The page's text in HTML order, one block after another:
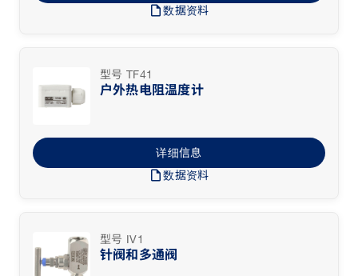
draft数据资料
型号 TF41
户外热电阻温度计
draft数据资料
详细信息
型号 IV1
针阀和多通阀